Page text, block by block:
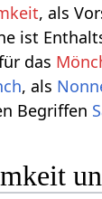
, als
ist
das
, als
Begriffen